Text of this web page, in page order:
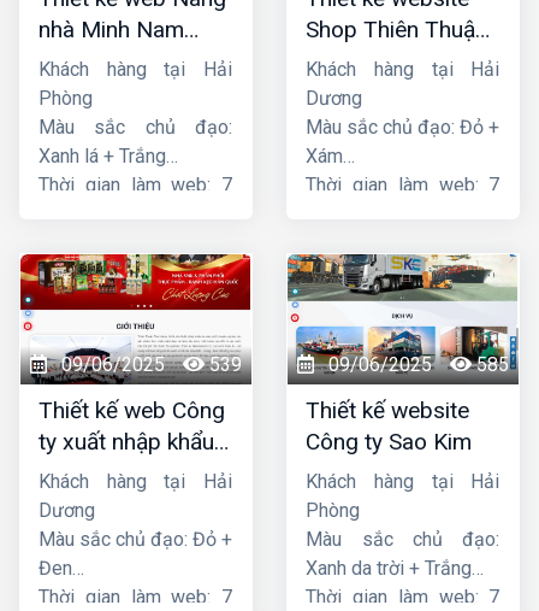
nhà Minh Nam
Hoàng
Khách hàng tại Hải
Phòng
Màu sắc chủ đạo:
Xanh lá + Trắng
Thời gian làm web: 7
Shop Thiên Thuận
Phát
Khách hàng tại Hải
Dương
Màu sắc chủ đạo: Đỏ +
Xám
Thời gian làm web: 7
09/06/2025 539
Thiết kế web Công
ty xuất nhập khẩu
Thiên Thuận Phát
Khách hàng tại Hải
Dương
Màu sắc chủ đạo: Đỏ +
Đen
Thời gian làm web: 7
09/06/2025 585
Thiết kế website
Công ty Sao Kim
Khách hàng tại Hải
Phòng
Màu sắc chủ đạo:
Xanh da trời + Trắng
Thời gian làm web: 7